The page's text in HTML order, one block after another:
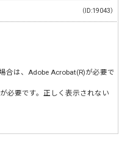
（ID:19043）
合は、Adobe Acrobat(R)が必要で
が必要です。正しく表示されない